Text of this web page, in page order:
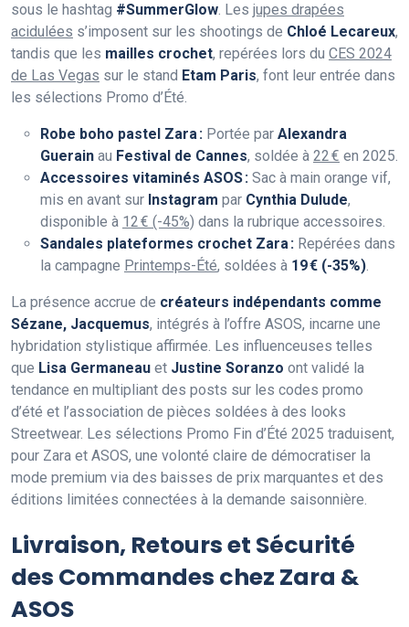
sous le hashtag #SummerGlow. Les jupes drapées
acidulées s’imposent sur les shootings de Chloé Lecareux,
tandis que les mailles crochet, repérées lors du CES 2024
de Las Vegas sur le stand Etam Paris, font leur entrée dans
les sélections Promo d’Été.
Robe boho pastel Zara : Portée par Alexandra
Guerain au Festival de Cannes, soldée à 22 € en 2025.
Accessoires vitaminés ASOS : Sac à main orange vif,
mis en avant sur Instagram par Cynthia Dulude,
disponible à 12 € (-45%) dans la rubrique accessoires.
Sandales plateformes crochet Zara : Repérées dans
la campagne Printemps-Été, soldées à 19 € (-35%).
La présence accrue de créateurs indépendants comme
Sézane, Jacquemus, intégrés à l’offre ASOS, incarne une
hybridation stylistique affirmée. Les influenceuses telles
que Lisa Germaneau et Justine Soranzo ont validé la
tendance en multipliant des posts sur les codes promo
d’été et l’association de pièces soldées à des looks
Streetwear. Les sélections Promo Fin d’Été 2025 traduisent,
pour Zara et ASOS, une volonté claire de démocratiser la
mode premium via des baisses de prix marquantes et des
éditions limitées connectées à la demande saisonnière.
Livraison, Retours et Sécurité
des Commandes chez Zara &
ASOS